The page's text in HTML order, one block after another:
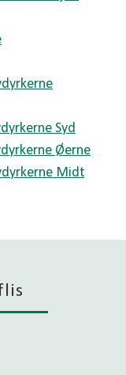
Syd
Øerne
Midt